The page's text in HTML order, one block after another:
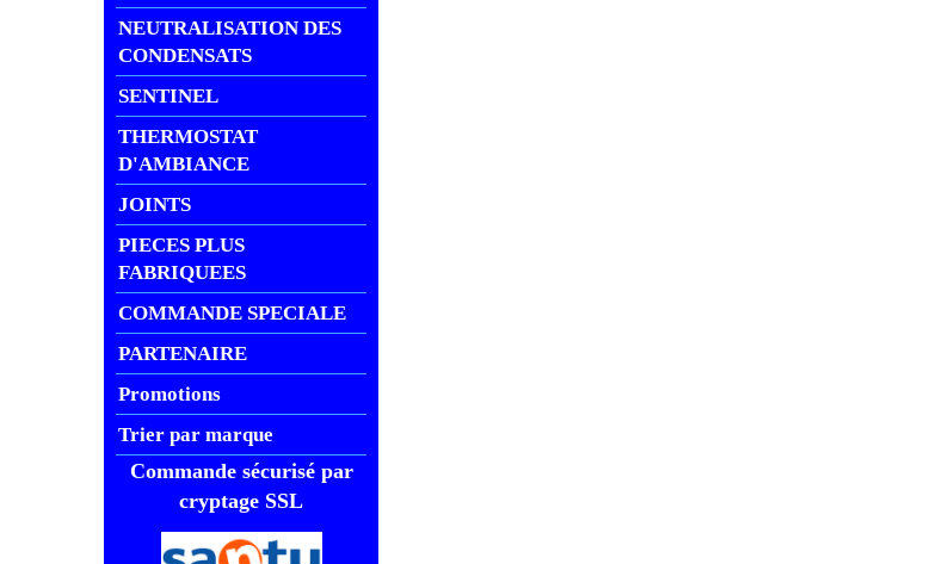
NEUTRALISATION DES
CONDENSATS
SENTINEL
THERMOSTAT
D'AMBIANCE
JOINTS
PIECES PLUS
FABRIQUEES
COMMANDE SPECIALE
PARTENAIRE
Promotions
Trier par marque
Commande sécurisé par
cryptage SSL